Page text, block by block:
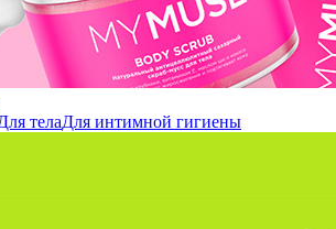
телаДля интимной гигиены